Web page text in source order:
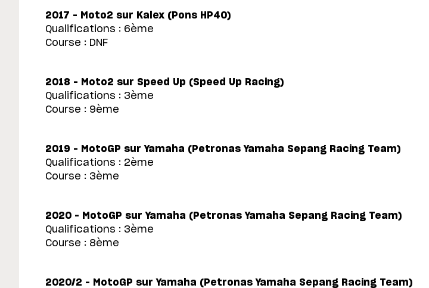
2017 – Moto2 sur Kalex (Pons HP40)
Qualifications : 6ème
Course : DNF
2018 – Moto2 sur Speed Up (Speed Up Racing)
Qualifications : 3ème
Course : 9ème
2019 – MotoGP sur Yamaha (Petronas Yamaha Sepang Racing Team)
Qualifications : 2ème
Course : 3ème
2020 – MotoGP sur Yamaha (Petronas Yamaha Sepang Racing Team)
Qualifications : 3ème
Course : 8ème
2020/2 – MotoGP sur Yamaha (Petronas Yamaha Sepang Racing Team)